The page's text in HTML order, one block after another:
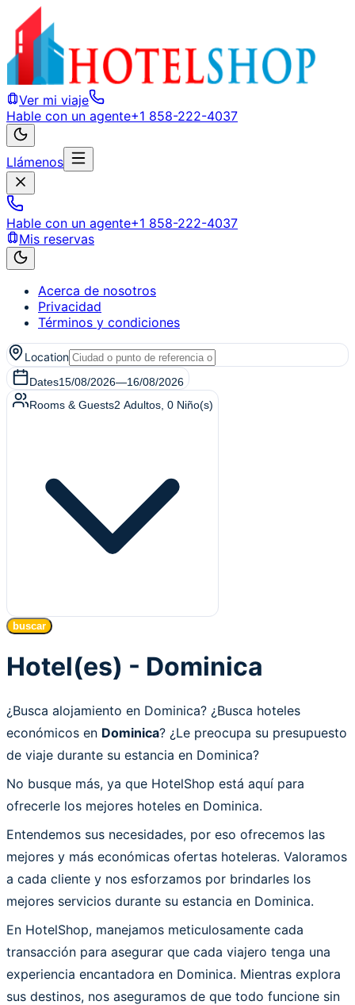
Ver mi viaje
Hable con un agente+1 858-222-4037
Llámenos
Hable con un agente+1 858-222-4037
Mis reservas
Acerca de nosotros
Privacidad
Términos y condiciones
Location
Dates15/08/2026—16/08/2026
Rooms & Guests2 Adultos 0 Niño(s)
buscar
Hotel(es) - Dominica
¿Busca alojamiento en Dominica? ¿Busca hoteles
económicos en Dominica? ¿Le preocupa su presupuesto
de viaje durante su estancia en Dominica?
No busque más, ya que HotelShop está aquí para
ofrecerle los mejores hoteles en Dominica.
Entendemos sus necesidades, por eso ofrecemos las
mejores y más económicas ofertas hoteleras. Valoramos
a cada cliente y nos esforzamos por brindarles los
mejores servicios durante su estancia en Dominica.
En HotelShop, manejamos meticulosamente cada
transacción para asegurar que cada viajero tenga una
experiencia encantadora en Dominica. Mientras explora
sus destinos, nos aseguramos de que todo funcione sin